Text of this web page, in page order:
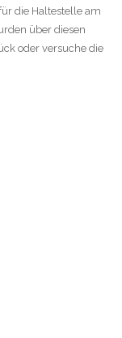
die Haltestelle am
über diesen
oder versuche die